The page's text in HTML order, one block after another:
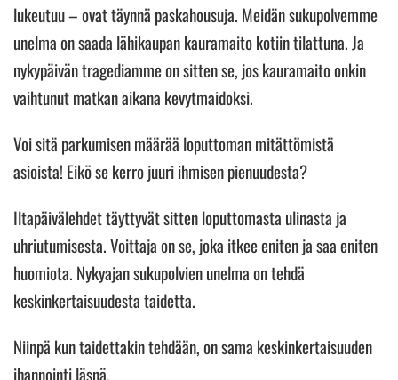
lukeutuu – ovat täynnä paskahousuja. Meidän sukupolvemme
unelma on saada lähikaupan kauramaito kotiin tilattuna. Ja
nykypäivän tragediamme on sitten se, jos kauramaito onkin
vaihtunut matkan aikana kevytmaidoksi.
Voi sitä parkumisen määrää loputtoman mitättömistä
asioista! Eikö se kerro juuri ihmisen pienuudesta?
Iltapäivälehdet täyttyvät sitten loputtomasta ulinasta ja
uhriutumisesta. Voittaja on se, joka itkee eniten ja saa eniten
huomiota. Nykyajan sukupolvien unelma on tehdä
keskinkertaisuudesta taidetta.
Niinpä kun taidettakin tehdään, on sama keskinkertaisuuden
ihannointi läsnä.